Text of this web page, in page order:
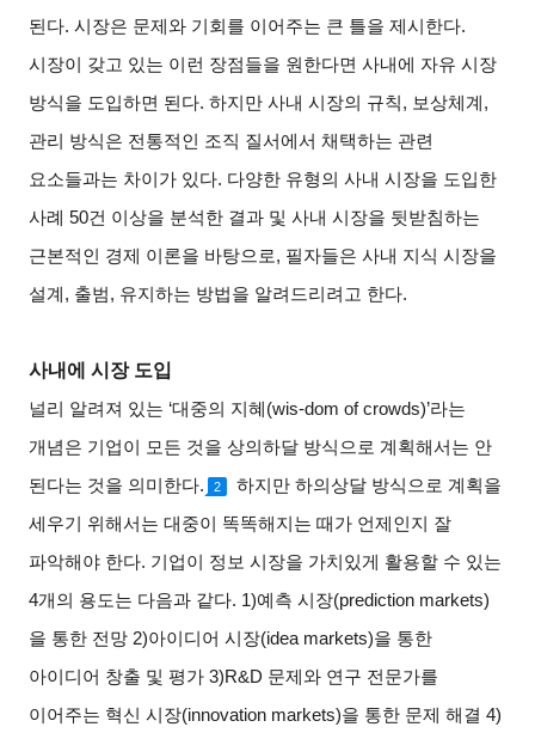
된다. 시장은 문제와 기회를 이어주는 큰 틀을 제시한다.
시장이 갖고 있는 이런 장점들을 원한다면 사내에 자유 시장
방식을 도입하면 된다. 하지만 사내 시장의 규칙, 보상체계,
관리 방식은 전통적인 조직 질서에서 채택하는 관련
요소들과는 차이가 있다. 다양한 유형의 사내 시장을 도입한
사례 50건 이상을 분석한 결과 및 사내 시장을 뒷받침하는
근본적인 경제 이론을 바탕으로, 필자들은 사내 지식 시장을
설계, 출범, 유지하는 방법을 알려드리려고 한다.
사내에 시장 도입
널리 알려져 있는 ‘대중의 지혜(wis-dom of crowds)’라는
개념은 기업이 모든 것을 상의하달 방식으로 계획해서는 안
된다는 것을 의미한다.
2
하지만 하의상달 방식으로 계획을
세우기 위해서는 대중이 똑똑해지는 때가 언제인지 잘
파악해야 한다. 기업이 정보 시장을 가치있게 활용할 수 있는
4개의 용도는 다음과 같다. 1)예측 시장(prediction markets)
을 통한 전망 2)아이디어 시장(idea markets)을 통한
아이디어 창출 및 평가 3)R&D 문제와 연구 전문가를
이어주는 혁신 시장(innovation markets)을 통한 문제 해결 4)